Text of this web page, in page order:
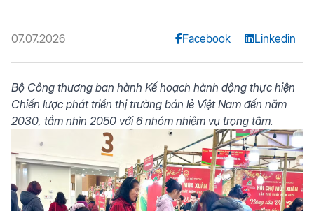
07.07.2026 Facebook Linkedin
Bộ Công thương ban hành Kế hoạch hành động thực hiện
Chiến lược phát triển thị trường bán lẻ Việt Nam đến năm
2030, tầm nhìn 2050 với 6 nhóm nhiệm vụ trọng tâm.